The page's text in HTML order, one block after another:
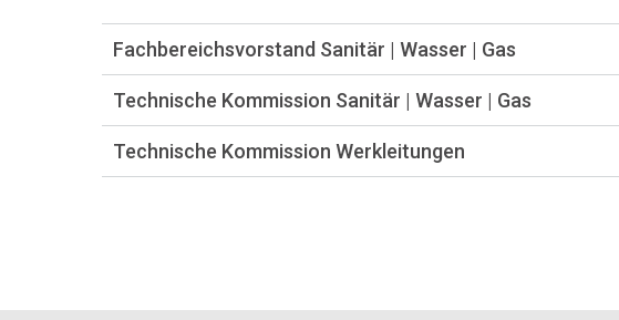
Fachbereichsvorstand Sanitär | Wasser | Gas
Technische Kommission Sanitär | Wasser | Gas
Technische Kommission Werkleitungen